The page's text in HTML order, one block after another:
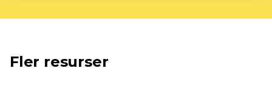
Fler resurser